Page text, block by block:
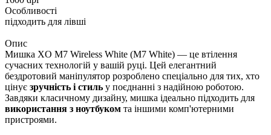
Особливості
підходить для лівші
Опис
Мишка XO M7 Wireless White (M7 White) — це втілення
сучасних технологій у вашій руці. Цей елегантний
бездротовий маніпулятор розроблено спеціально для тих, хто
цінує зручність і стиль у поєднанні з надійною роботою.
Завдяки класичному дизайну, мишка ідеально підходить для
використання з ноутбуком та іншими комп'ютерними
пристроями.